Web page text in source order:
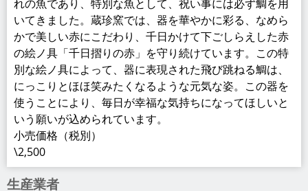
れの魚であり、特別な魚として、祝い事には必ず鯛を用
いてきました。蔵珍窯では、器を華やかに彩る、なめら
かで美しい赤にこだわり、千日かけて下ごしらえした赤
の絵ノ具「千日摺りの赤」を守り続けています。この特
別な絵ノ具によって、器に表現された飛び跳ねる鯛は、
にっこりとほほ笑みたくなるような元気な姿。この器を
使うことにより、毎日が幸福な気持ちになってほしいと
いう願いが込められています。
小売価格（税別）
\2,500
生産業者